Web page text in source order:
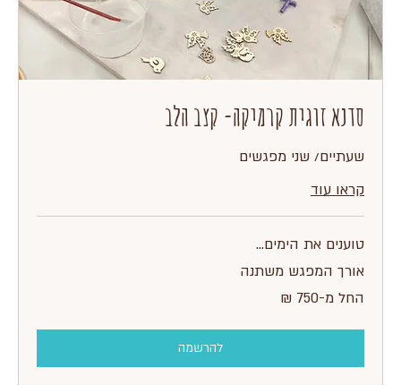
סדנא זוגית קרמיקה- קצב הלב
שעתיים/ שני מפגשים
קראו עוד
טוענים את הימים...
אורך המפגש משתנה
מ-750
החל מ-‏750 ‏₪
להרשמה